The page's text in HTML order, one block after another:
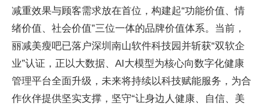
减重效果与顾客需求放在首位，构建起“功能价值、情
绪价值、社会价值”三位一体的品牌价值体系。当前，
丽减美瘦吧已落户深圳南山软件科技园并斩获“双软企
业”认证，正以大数据、AI大模型为核心向数字化健康
管理平台全面升级，未来将持续以科技赋能服务，为合
作伙伴提供坚实支撑，坚守“让身边人健康、自信、美